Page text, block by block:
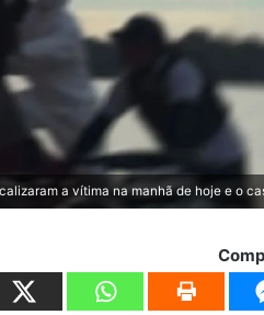
a vítima na manhã de hoje e o